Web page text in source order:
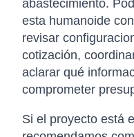
abastecimiento.
esta humanoide
revisar
cotización,
aclarar qué
comprometer
Si el proyecto está